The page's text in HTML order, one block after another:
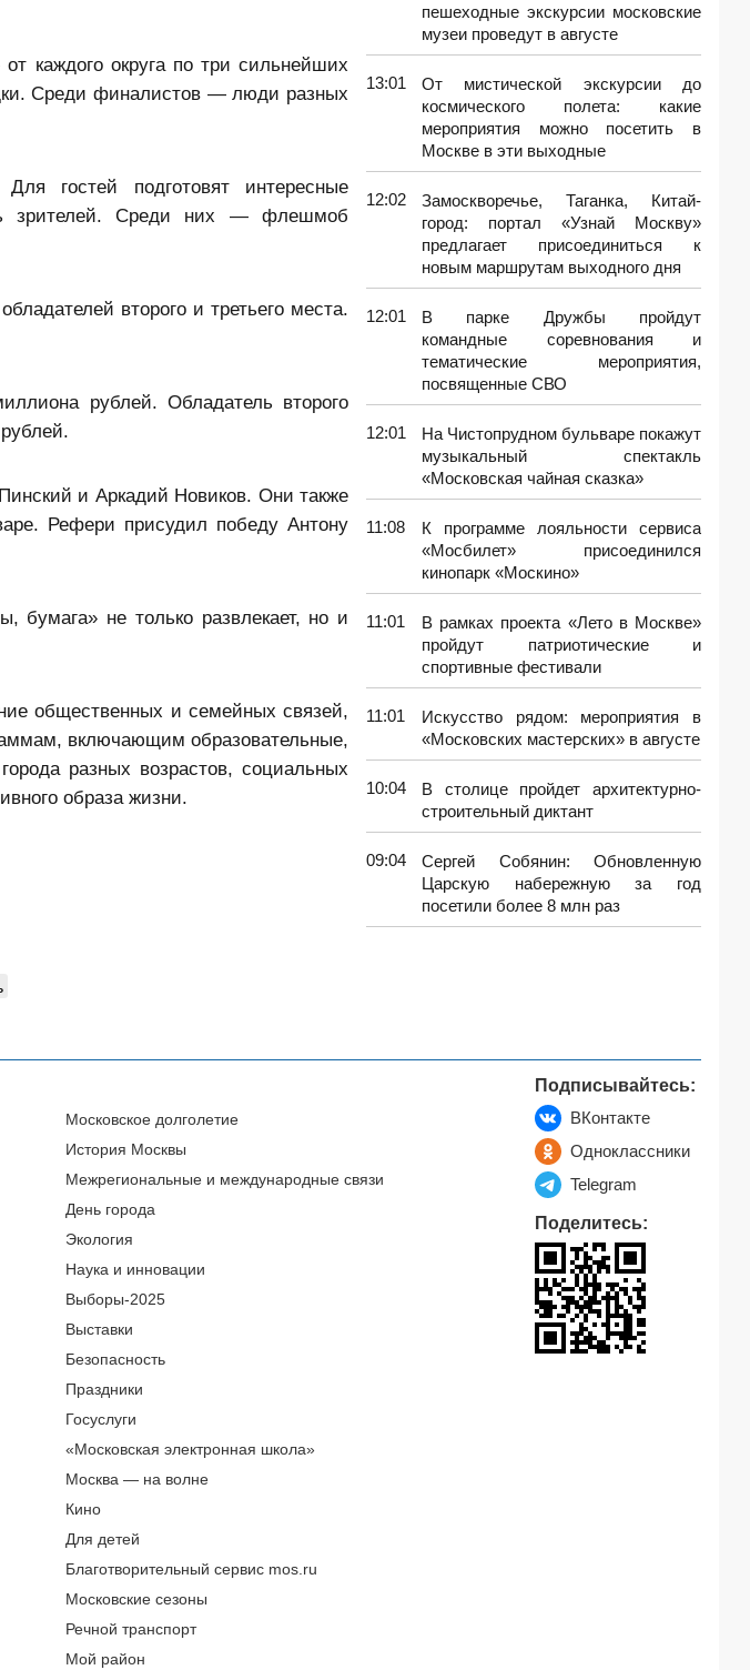
каждого округа по три сильнейших
Среди финалистов — люди разных
гостей подготовят интересные
зрителей. Среди них — флешмоб
второго и третьего места.
рублей. Обладатель второго
и Аркадий Новиков. Они также
Рефери присудил победу Антону
бумага» не только развлекает, но и
общественных и семейных связей,
включающим образовательные,
разных возрастов, социальных
образа жизни.
пешеходные экскурсии московские
музеи проведут в августе
13:01
От мистической экскурсии до
космического полета: какие
мероприятия можно посетить в
Москве в эти выходные
12:02
Замоскворечье, Таганка, Китай-
город: портал «Узнай Москву»
предлагает присоединиться к
новым маршрутам выходного дня
12:01
В парке Дружбы пройдут
командные соревнования и
тематические мероприятия,
посвященные СВО
12:01
На Чистопрудном бульваре покажут
музыкальный спектакль
«Московская чайная сказка»
11:08
К программе лояльности сервиса
«Мосбилет» присоединился
кинопарк «Москино»
11:01
В рамках проекта «Лето в Москве»
пройдут патриотические и
спортивные фестивали
11:01
Искусство рядом: мероприятия в
«Московских мастерских» в августе
10:04
В столице пройдет архитектурно-
строительный диктант
09:04
Сергей Собянин: Обновленную
Царскую набережную за год
посетили более 8 млн раз
Московское долголетие
История Москвы
Межрегиональные и международные связи
День города
Экология
Наука и инновации
Выборы-2025
Выставки
Безопасность
Праздники
Госуслуги
«Московская электронная школа»
Москва — на волне
Кино
Для детей
Благотворительный сервис mos.ru
Московские сезоны
Речной транспорт
Мой район
Подписывайтесь:
ВКонтакте
Одноклассники
Telegram
Поделитесь: